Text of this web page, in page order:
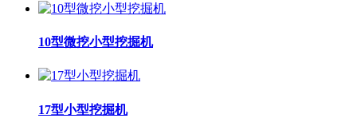
10型微挖小型挖掘机
17型小型挖掘机